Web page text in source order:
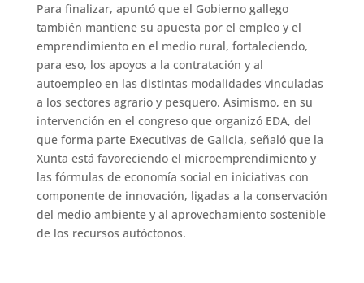
Para finalizar, apuntó que el Gobierno gallego
también mantiene su apuesta por el empleo y el
emprendimiento en el medio rural, fortaleciendo,
para eso, los apoyos a la contratación y al
autoempleo en las distintas modalidades vinculadas
a los sectores agrario y pesquero. Asimismo, en su
intervención en el congreso que organizó EDA, del
que forma parte Executivas de Galicia, señaló que la
Xunta está favoreciendo el microemprendimiento y
las fórmulas de economía social en iniciativas con
componente de innovación, ligadas a la conservación
del medio ambiente y al aprovechamiento sostenible
de los recursos autóctonos.